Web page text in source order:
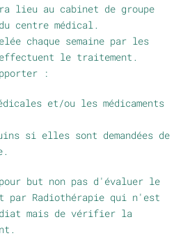
lieu au cabinet de groupe
centre médical.
chaque semaine par les
le traitement.
:
et/ou les médicaments
si elles sont demandées de
but non pas d'évaluer le
par Radiothérapie qui n'est
mais de vérifier la